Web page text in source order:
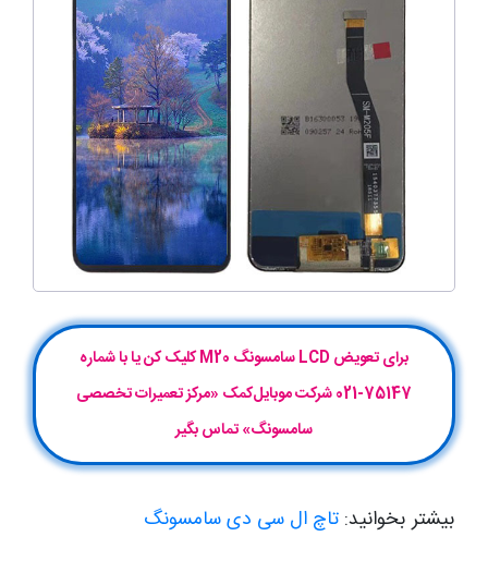
برای تعویض LCD سامسونگ M20 کلیک کن یا با شماره
75147-021 شرکت موبایل‌کمک «مرکز تعمیرات تخصصی
سامسونگ» تماس بگیر
بیشتر بخوانید: تاچ ال سی دی سامسونگ